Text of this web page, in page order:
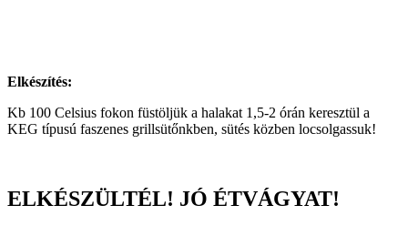
Elkészítés:
Kb 100 Celsius fokon füstöljük a halakat 1,5-2 órán keresztül a
KEG típusú faszenes grillsütőnkben, sütés közben locsolgassuk!
ELKÉSZÜLTÉL! JÓ ÉTVÁGYAT!